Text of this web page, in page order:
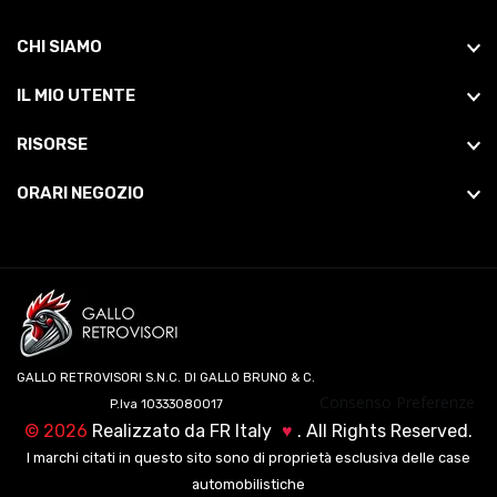
CHI SIAMO
IL MIO UTENTE
RISORSE
ORARI NEGOZIO
GALLO RETROVISORI S.N.C. DI GALLO BRUNO & C.
P.Iva 10333080017
© 2026 Realizzato da FR Italy ♥ . All Rights Reserved.
I marchi citati in questo sito sono di proprietà esclusiva delle case
automobilistiche